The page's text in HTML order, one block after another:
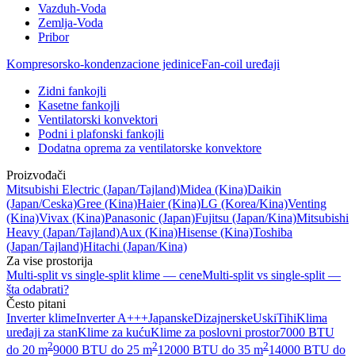
Vazduh-Voda
Zemlja-Voda
Pribor
Kompresorsko-kondenzacione jediniceFan-coil uređaji
Zidni fankojli
Kasetne fankojli
Ventilatorski konvektori
Podni i plafonski fankojli
Dodatna oprema za ventilatorske konvektore
Proizvođači
Mitsubishi Electric (Japan/Tajland)Midea (Kina)Daikin
(Japan/Ceska)Gree (Kina)Haier (Kina)LG (Korea/Kina)Venting
(Kina)Vivax (Kina)Panasonic (Japan)Fujitsu (Japan/Kina)Mitsubishi
Heavy (Japan/Tajland)Aux (Kina)Hisense (Kina)Toshiba
(Japan/Tajland)Hitachi (Japan/Kina)
Za vise prostorija
Multi-split vs single-split klime — ceneMulti-split vs single-split —
šta odabrati?
Često pitani
Inverter klimeInverter A+++JapanskeDizajnerskeUskiTihiKlima
uređaji za stanKlime za kućuKlime za poslovni prostor7000 BTU
do 20 m29000 BTU do 25 m212000 BTU do 35 m214000 BTU do